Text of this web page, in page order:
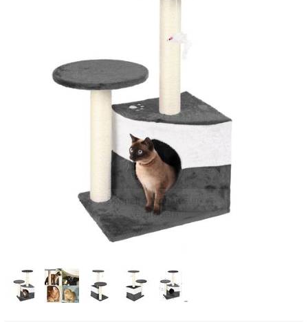
Doppelt antippen zum
vergrößern